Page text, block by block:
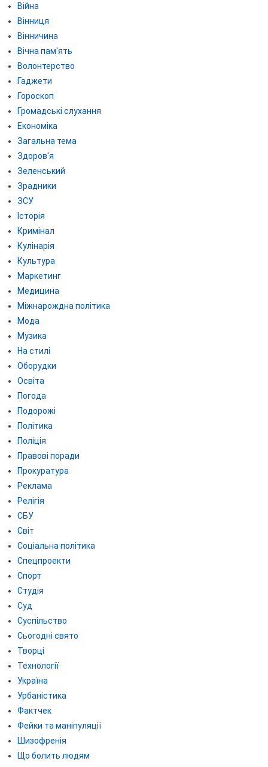
Війна
Вінниця
Вінничина
Вічна пам'ять
Волонтерство
Гаджети
Гороскоп
Громадські слухання
Економіка
Загальна тема
Здоров'я
Зеленський
Зрадники
ЗСУ
Історія
Кримінал
Кулінарія
Культура
Маркетинг
Медицина
Міжнарождна політика
Мода
Музика
На стилі
Оборудки
Освіта
Погода
Подорожі
Політика
Поліція
Правові поради
Прокуратура
Реклама
Релігія
СБУ
Світ
Соціальна політика
Спецпроекти
Спорт
Студія
Суд
Суспільство
Сьогодні свято
Творці
Технології
Україна
Урбаністика
Фактчек
Фейки та маніпуляції
Шизофренія
Що болить людям